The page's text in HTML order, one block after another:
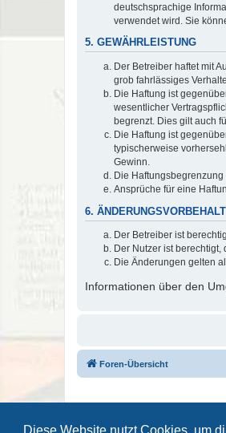
deutschsprachige
verwendet wird. Sie
5. GEWÄHRLEISTUNG
Der Betreiber haftet mit
grob fahrlässiges
Die Haftung ist
wesentlicher
begrenzt. Dies gilt auch
Die Haftung ist
typischerweise
Gewinn.
Die
Ansprüche für eine
6. ÄNDERUNGSVORBEHALT
Der Betreiber ist
Der Nutzer ist
Die Änderungen gelten
Informationen über den
Foren-Übersicht